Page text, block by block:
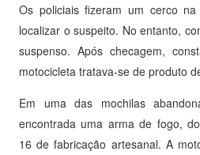
Os policiais fizeram um cerco
localizar o suspeito. No entanto,
suspenso. Após checagem,
motocicleta tratava-se de produto
Em uma das mochilas
encontrada uma arma de fogo,
16 de fabricação artesanal. A